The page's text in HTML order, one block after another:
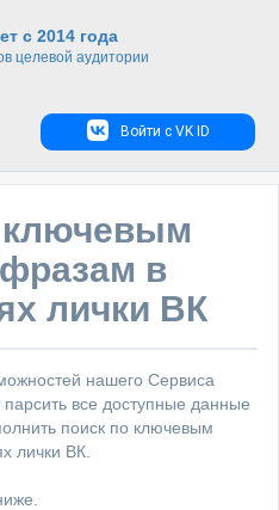
с 2014 года
целевой аудитории
Войти с VK ID
ключевым
в
лички ВК
нашего Сервиса
все доступные данные
поиск по ключевым
лички ВК.